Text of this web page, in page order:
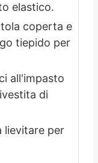
elastico.
coperta e
tiepido per
all'impasto
di
lievitare per